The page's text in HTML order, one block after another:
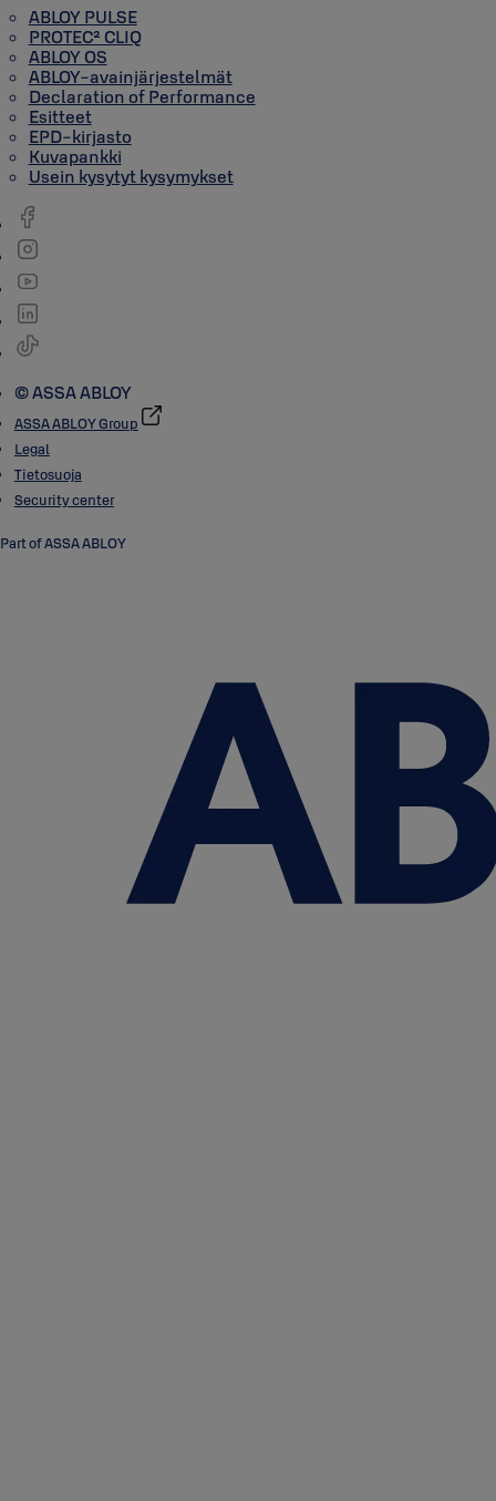
ABLOY PULSE
PROTEC² CLIQ
ABLOY OS
ABLOY-avainjärjestelmät
Declaration of Performance
Esitteet
EPD-kirjasto
Kuvapankki
Usein kysytyt kysymykset
© ASSA ABLOY
ASSA ABLOY Group
Legal
Tietosuoja
Security center
Part of ASSA ABLOY